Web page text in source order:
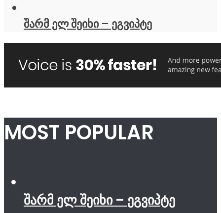
შარმ ელ შეიხი – ეგვიპტე
MOST POPULAR
შარმ ელ შეიხი – ეგვიპტე